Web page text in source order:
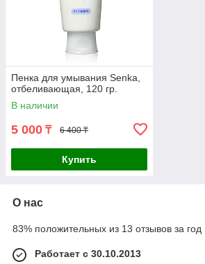
Пенка для умывания Senka,
отбеливающая, 120 гр.
В наличии
5 000 ₸ 6 400 ₸
Купить
О нас
83% положительных из 13 отзывов за год
Работает с 30.10.2013